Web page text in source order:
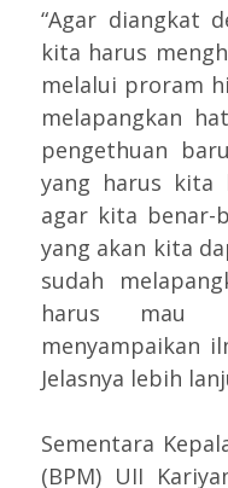
“Agar diangkat
kita harus
melalui proram
melapangkan
pengethuan
yang harus kita
agar kita benar-
yang akan kita
sudah
harus mau
menyampaikan
Jelasnya lebih
Sementara
(BPM) UII